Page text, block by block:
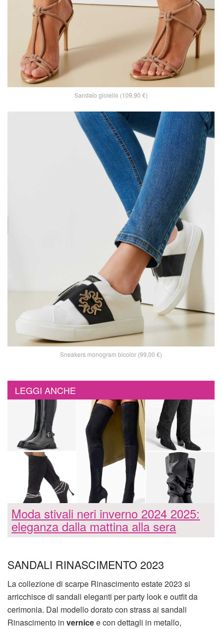
Sandalo gioiello (109,90 €)
Sneakers monogram bicolor (99,00 €)
LEGGI ANCHE
Moda stivali neri inverno 2024 2025:
eleganza dalla mattina alla sera
SANDALI RINASCIMENTO 2023
La collezione di scarpe Rinascimento estate 2023 si
arricchisce di sandali eleganti per party look e outfit da
cerimonia. Dal modello dorato con strass ai sandali
Rinascimento in vernicee con dettagli in metallo,